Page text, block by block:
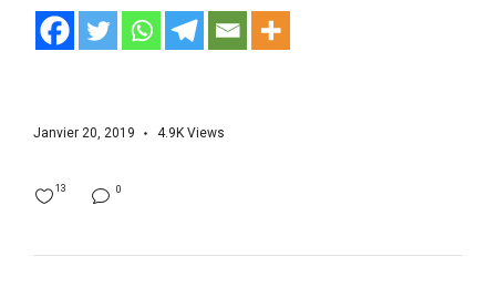
Janvier 20, 2019 4.9K Views
0
13